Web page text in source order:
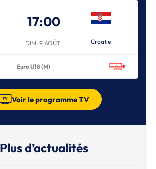
17:00
DIM. 9 AOÛT. Croatie
Euro U18 (M)
Voir le programme TV
Plus d’actualités